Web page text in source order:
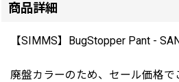
商品詳細
【SIMMS】BugStopper Pant -
廃盤カラーのため、セール価格で